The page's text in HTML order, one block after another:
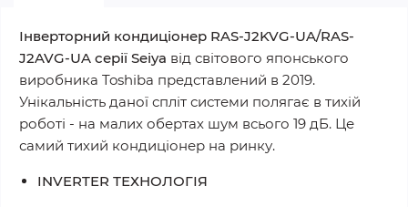
Інверторний кондиціонер RAS-J2KVG-UA/RAS-
J2AVG-UA серії Seiya від світового японського
виробника Toshiba представлений в 2019.
Унікальність даної спліт системи полягає в тихій
роботі - на малих обертах шум всього 19 дБ. Це
самий тихий кондиціонер на ринку.
INVERTER ТЕХНОЛОГІЯ